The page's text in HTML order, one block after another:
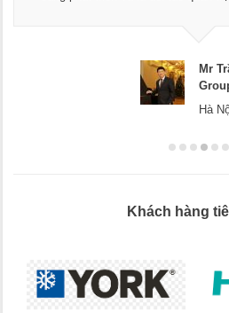
Mr Trần Trọng Hiếu
Group
Hà Nội - Việt Nam
Khách hàng